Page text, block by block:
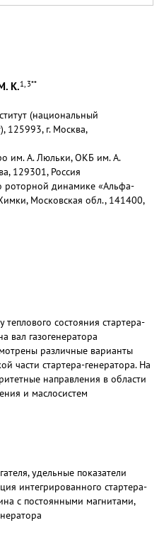
К.1, 3**
(национальный
125993, г. Москва,
им. А. Люльки, ОКБ им. А.
129301, Россия
роторной динамике «Альфа-
Московская обл., 141400,
состояния стартера-
вал газогенератора
различные варианты
части стартера-генератора. На
направления в области
и маслосистем
удельные показатели
интегрированного стартера-
с постоянными магнитами,